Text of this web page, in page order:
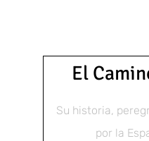
El
Su historia,
por la